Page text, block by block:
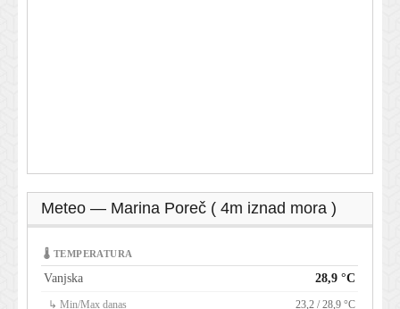
Meteo — Marina Poreč ( 4m iznad mora )
🌡 TEMPERATURA
Vanjska 28,9 °C
↳ Min/Max danas 23,2 / 28,9 °C